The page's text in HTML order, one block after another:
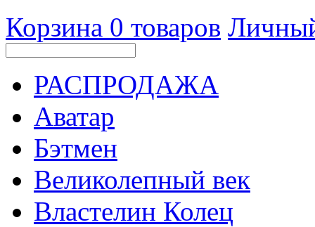
Корзина 0 товаров
РАСПРОДАЖА
Аватар
Бэтмен
Великолепный век
Властелин Колец